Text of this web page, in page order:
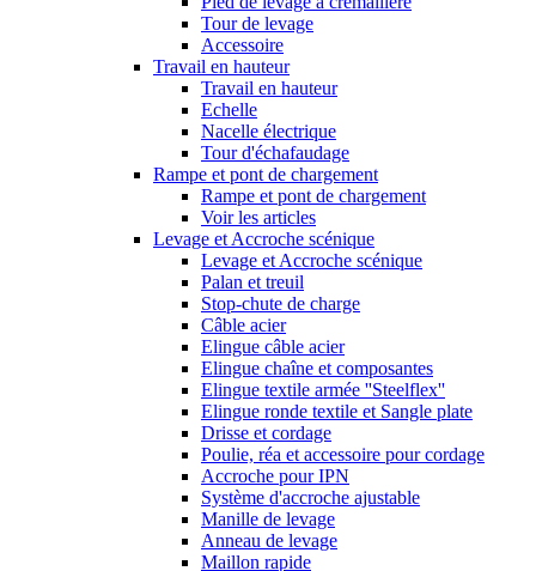
Tour de levage
Accessoire
Travail en hauteur
Travail en hauteur
Echelle
Nacelle électrique
Tour d'échafaudage
Rampe et pont de chargement
Rampe et pont de chargement
Voir les articles
Levage et Accroche scénique
Levage et Accroche scénique
Palan et treuil
Stop-chute de charge
Câble acier
Elingue câble acier
Elingue chaîne et composantes
Elingue textile armée ''Steelflex''
Elingue ronde textile et Sangle plate
Drisse et cordage
Poulie, réa et accessoire pour cordage
Accroche pour IPN
Système d'accroche ajustable
Manille de levage
Anneau de levage
Maillon rapide